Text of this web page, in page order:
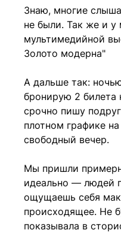
Знаю, многие
не были. Так же и у
мультимедийной
Золото модерна"
А дальше так:
бронирую 2
срочно пишу
плотном графике
свободный вечер.
Мы пришли
идеально — людей
ощущаешь себя
происходящее. Не
показывала в